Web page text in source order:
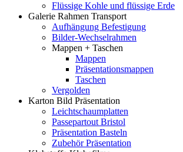
Flüssige Kohle und flüssige Erde
Galerie Rahmen Transport
Aufhängung Befestigung
Bilder-Wechselrahmen
Mappen + Taschen
Mappen
Präsentationsmappen
Taschen
Vergolden
Karton Bild Präsentation
Leichtschaumplatten
Passepartout Bristol
Präsentation Basteln
Zubehör Präsentation